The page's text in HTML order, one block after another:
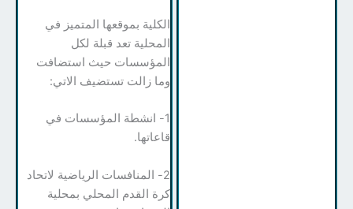
الكلية بموقعها المتميز في
المحلية تعد قبلة لكل
المؤسسات حيث استضافت
وما زالت تستضيف الاتي:
1- انشطة المؤسسات في
قاعاتها.
2- المنافسات الرياضية لاتحاد
كرة القدم المحلي بمحلية